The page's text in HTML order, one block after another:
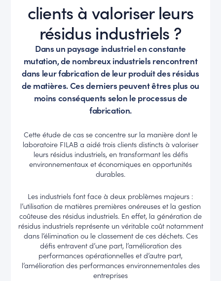
clients à valoriser leurs
résidus industriels ?
Dans un paysage industriel en constante
mutation, de nombreux industriels rencontrent
dans leur fabrication de leur produit des résidus
de matières. Ces derniers peuvent êtres plus ou
moins conséquents selon le processus de
fabrication.
Cette étude de cas se concentre sur la manière dont le
laboratoire FILAB a aidé trois clients distincts à valoriser
leurs résidus industriels, en transformant les défis
environnementaux et économiques en opportunités
durables.
Les industriels font face à deux problèmes majeurs :
l’utilisation de matières premières onéreuses et la gestion
coûteuse des résidus industriels. En effet, la génération de
résidus industriels représente un véritable coût notamment
dans l’élimination ou le classement de ces déchets. Ces
défis entravent d’une part, l’amélioration des
performances opérationnelles et d’autre part,
l’amélioration des performances environnementales des
entreprises